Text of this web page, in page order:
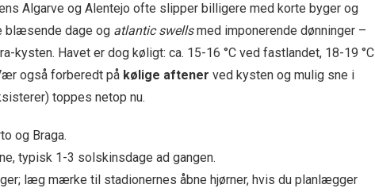
Algarve og Alentejo ofte slipper billigere med korte byger og
blæsende dage og atlantic swellsmed imponerende dønninger –
kysten. Havet er dog køligt: ca. 15-16 °C ved fastlandet, 18-19 °C
også forberedt på kølige aftener ved kysten og mulig sne i
toppes netop nu.
og Braga.
typisk 1-3 solskinsdage ad gangen.
læg mærke til stadionernes åbne hjørner, hvis du planlægger